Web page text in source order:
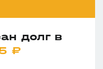
долг в
₽